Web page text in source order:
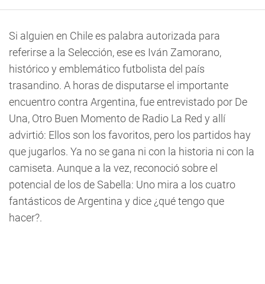
Si alguien en Chile es palabra autorizada para
referirse a la Selección, ese es Iván Zamorano,
histórico y emblemático futbolista del país
trasandino. A horas de disputarse el importante
encuentro contra Argentina, fue entrevistado por De
Una, Otro Buen Momento de Radio La Red y allí
advirtió: Ellos son los favoritos, pero los partidos hay
que jugarlos. Ya no se gana ni con la historia ni con la
camiseta. Aunque a la vez, reconoció sobre el
potencial de los de Sabella: Uno mira a los cuatro
fantásticos de Argentina y dice ¿qué tengo que
hacer?.